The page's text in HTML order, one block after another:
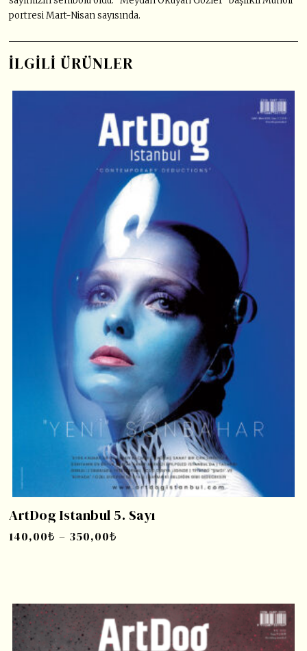
portresi Mart-Nisan sayısında.
İLGILI ÜRÜNLER
ArtDog Istanbul 5. Sayı
140,00₺ – 350,00₺